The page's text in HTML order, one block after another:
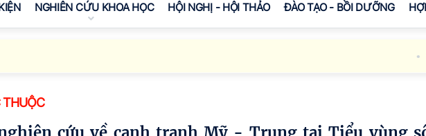
NGHIÊN CỨU KHOA HỌC HỘI NGHỊ - HỘI THẢO ĐÀO TẠO - BỒI DƯỠNG
Đoàn
THUỘC